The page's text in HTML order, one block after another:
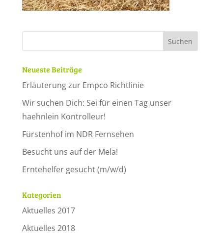
Neueste Beiträge
Erläuterung zur Empco Richtlinie
Wir suchen Dich: Sei für einen Tag unser
haehnlein Kontrolleur!
Fürstenhof im NDR Fernsehen
Besucht uns auf der Mela!
Erntehelfer gesucht (m/w/d)
Kategorien
Aktuelles 2017
Aktuelles 2018